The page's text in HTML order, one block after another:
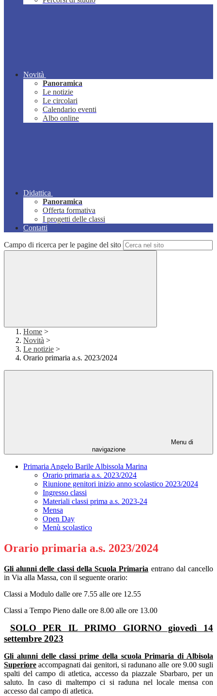
Novità
Panoramica
Le notizie
Le circolari
Calendario eventi
Albo online
Didattica
Panoramica
Offerta formativa
I progetti delle classi
Contatti
Campo di ricerca per le pagine del sito
Home >
Novità >
Le notizie >
Orario primaria a.s. 2023/2024
Menu di
navigazione
Primaria Angelo Barile Albissola Marina
Orario primaria a.s. 2023/2024
Riunione genitori inizio anno scolastico 2023/2024
Ingresso classi
Materiali classi prima a.s. 2023-24
Mensa
Open Day
Menù scolastico
Orario primaria a.s. 2023/2024
Gli alunni delle classi della Scuola Primaria entrano dal cancello
in Via alla Massa, con il seguente orario:
Classi a Modulo dalle ore 7.55 alle ore 12.55
Classi a Tempo Pieno dalle ore 8.00 alle ore 13.00
SOLO PER IL PRIMO GIORNO giovedì 14
settembre 2023
Gli alunni delle classi prime della scuola Primaria di Albisola
Superiore accompagnati dai genitori, si radunano alle ore 9.00 sugli
spalti del campo di atletica, accesso da piazzale Sbarbaro, per un
saluto. In caso di maltempo ci si raduna nel locale mensa con
accesso dal campo di atletica.